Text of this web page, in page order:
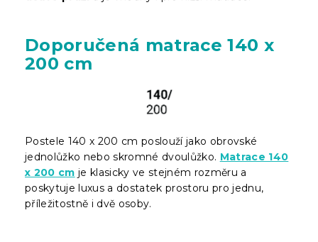
Doporučená matrace 140 x
200 cm
Postele 140 x 200 cm poslouží jako obrovské
jednolůžko nebo skromné dvoulůžko. Matrace 140
x 200 cm je klasicky ve stejném rozměru a
poskytuje luxus a dostatek prostoru pro jednu,
příležitostně i dvě osoby.